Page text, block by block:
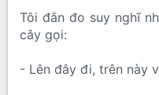
Tôi đắn đo suy nghĩ
cây gọi:
- Lên đây đi, trên này